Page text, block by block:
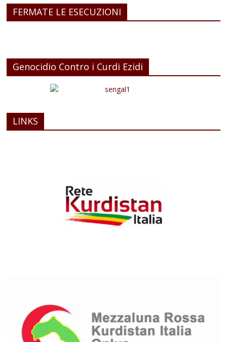
FERMATE LE ESECUZIONI
Genocidio Contro i Curdi Ezidi
LINKS